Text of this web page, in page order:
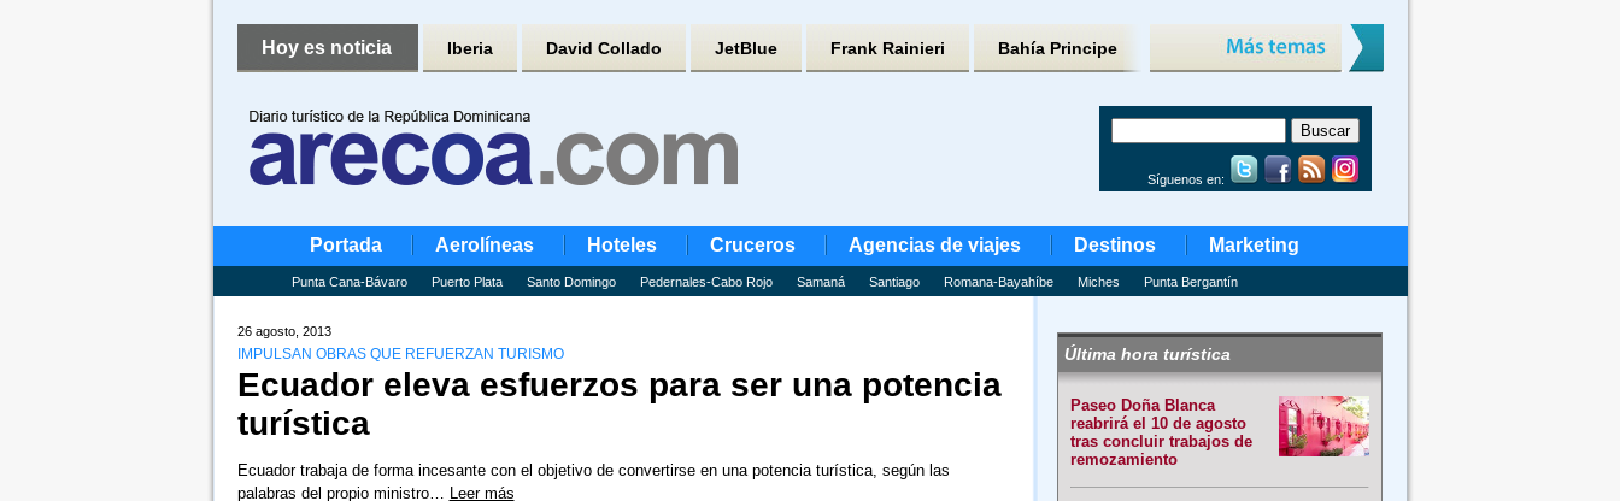
Hoy es noticia Iberia David Collado JetBlue Frank Rainieri Bahía Principe
Síguenos en:
Portada Aerolíneas Hoteles Cruceros Agencias de viajes Destinos Marketing
Punta Cana-Bávaro Puerto Plata Santo Domingo Pedernales-Cabo Rojo Samaná Santiago Romana-Bayahíbe Miches Punta Bergantín
26 agosto, 2013
IMPULSAN OBRAS QUE REFUERZAN TURISMO
Ecuador eleva esfuerzos para ser una potencia
turística
Ecuador trabaja de forma incesante con el objetivo de convertirse en una potencia turística, según las
palabras del propio ministro… Leer más
Última hora turística
Paseo Doña Blanca
reabrirá el 10 de agosto
tras concluir trabajos de
remozamiento